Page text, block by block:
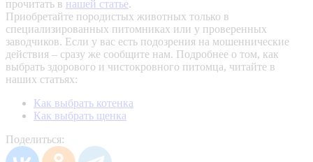
прочитать в нашей статье.
Приобретайте породистых животных только в
специализированных питомниках или у проверенных
заводчиков. Если у вас есть подозрения на мошеннические
действия – сразу же сообщите нам. Подробнее о том, как
выбрать здорового и чистокровного питомца, читайте в
наших статьях:
Как выбрать котенка
Как выбрать щенка
Поделиться: